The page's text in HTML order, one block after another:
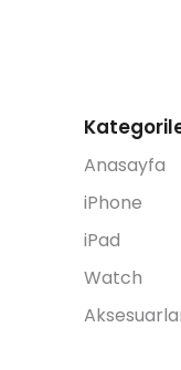
Anasayfa
iPhone
iPad
Watch